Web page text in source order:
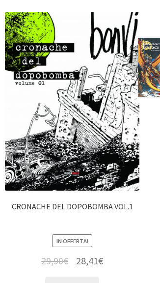
CRONACHE DEL DOPOBOMBA VOL.1
IN OFFERTA!
29,90€ 28,41€